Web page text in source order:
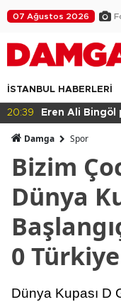
07 Ağustos 2026
İSTANBUL HABERLERİ
20:36 Eğitimde
Damga Spor
Bizim
Dünya
0 Türkiye
Dünya Kupası D